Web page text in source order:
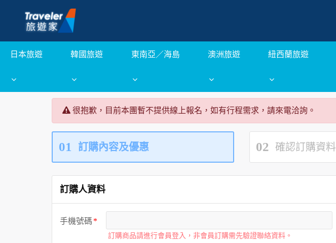
日本旅遊 韓國旅遊 東南亞／海島 澳洲旅遊 紐西蘭旅遊
很抱歉，目前本團暫不提供線上報名，如有行程需求，請來電洽詢。
01 訂購內容及優惠 02 確認訂購資料
訂購人資料
手機號碼
訂購商品請進行會員登入，非會員訂購需先驗證聯絡資料。